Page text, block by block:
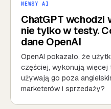
NEWSY AI
ChatGPT wchodzi
nie tylko w testy.
dane OpenAI
OpenAI pokazało, że
częściej, wykonują
używają go poza
marketerów i sprzedaży?